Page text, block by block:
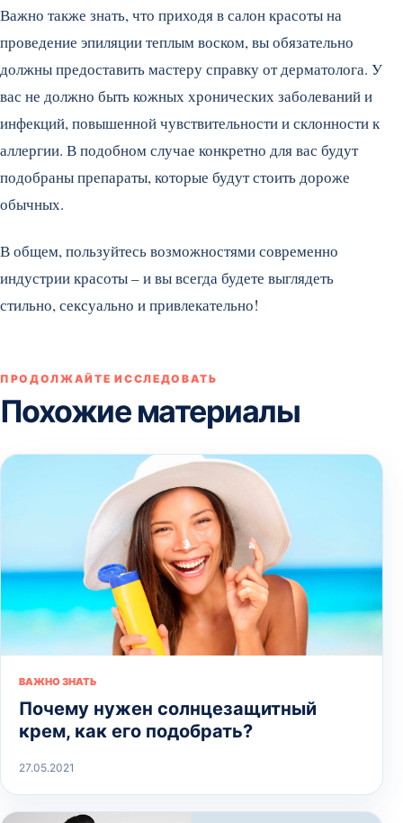
Важно также знать, что приходя в салон красоты на
проведение эпиляции теплым воском, вы обязательно
должны предоставить мастеру справку от дерматолога. У
вас не должно быть кожных хронических заболеваний и
инфекций, повышенной чувствительности и склонности к
аллергии. В подобном случае конкретно для вас будут
подобраны препараты, которые будут стоить дороже
обычных.
В общем, пользуйтесь возможностями современно
индустрии красоты – и вы всегда будете выглядеть
стильно, сексуально и привлекательно!
ПРОДОЛЖАЙТЕ ИССЛЕДОВАТЬ
Похожие материалы
ВАЖНО ЗНАТЬ
Почему нужен солнцезащитный
крем, как его подобрать?
27.05.2021